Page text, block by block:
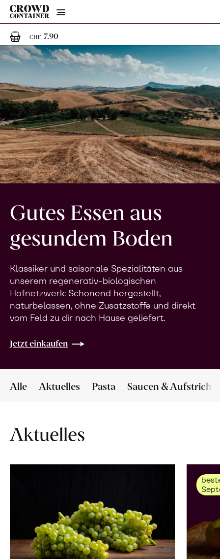
Menu
CHF 7.901 Artikel im Warenkorb
Gutes Essen aus
gesundem Boden
Klassiker und saisonale Spezialitäten aus
unserem regenerativ-biologischen
Hofnetzwerk: Schonend hergestellt,
naturbelassen, ohne Zusatzstoffe und direkt
vom Feld zu dir nach Hause geliefert.
Jetzt einkaufen
Alle Aktuelles Pasta Saucen & Aufstriche
Aktuelles